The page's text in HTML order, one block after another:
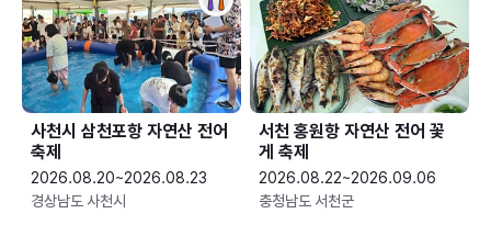
사천시 삼천포항 자연산 전어
축제
2026.08.20~2026.08.23
경상남도 사천시
서천 홍원항 자연산 전어 꽃
게 축제
2026.08.22~2026.09.06
충청남도 서천군